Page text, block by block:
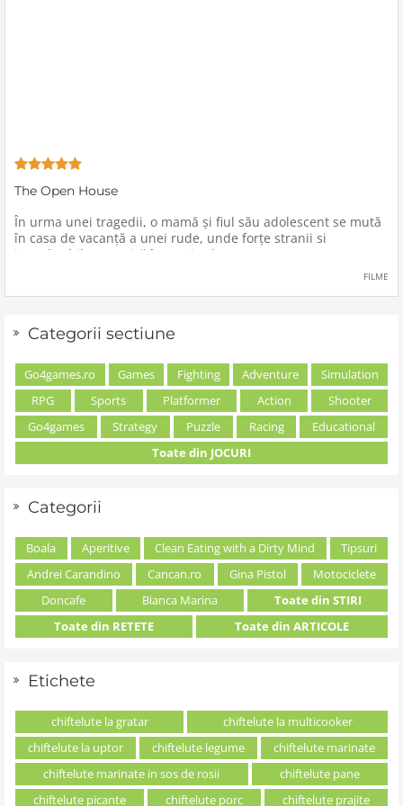
The Open House
În urma unei tragedii, o mamă şi fiul său adolescent se mută
în casa de vacanţă a unei rude, unde forţe stranii si
inexplicabile conspiră împotriva lor.
FILME
Categorii sectiune
Go4games.ro Games Fighting Adventure
Simulation
RPG
Sports Platformer Action
Shooter
Go4games
Strategy Puzzle Racing
Educational
Toate din JOCURI
Categorii
Boala Aperitive Clean Eating with a Dirty Mind
Tipsuri
Andrei Carandino
Cancan.ro Gina Pistol
Motociclete
Doncafe
Bianca Marina
Toate din STIRI
Toate din RETETE
Toate din ARTICOLE
Etichete
chiftelute la gratar
chiftelute la multicooker
chiftelute la uptor
chiftelute legume
chiftelute marinate
chiftelute marinate in sos de rosii
chiftelute pane
chiftelute picante
chiftelute porc chiftelute prajite